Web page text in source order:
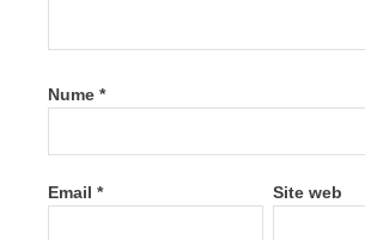
Nume *
Email * Site web